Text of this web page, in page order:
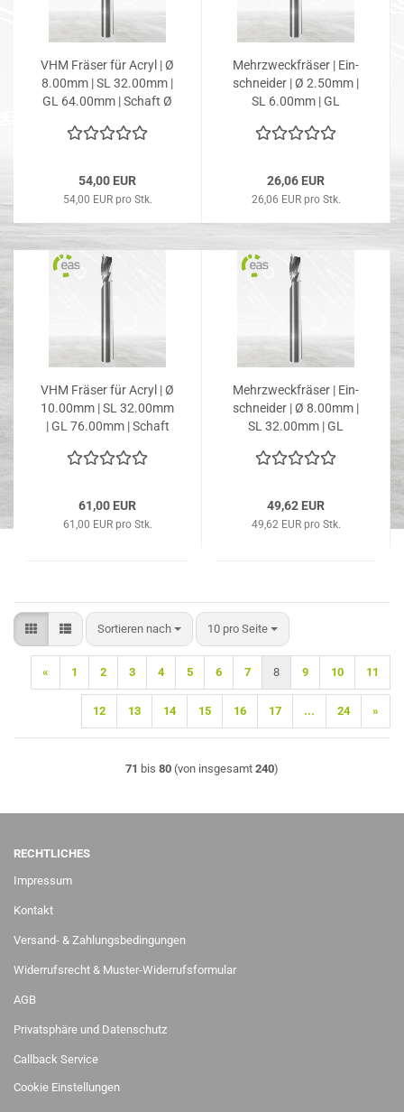
VHM Frä­ser für Acryl | Ø
8.00mm | SL 32.00mm |
GL 64.00mm | Schaft Ø
54,00 EUR
54,00 EUR pro Stk.
Mehr­zweck­frä­ser | Ein­
schnei­der | Ø 2.50mm |
SL 6.00mm | GL
6.00mm
26,06 EUR
26,06 EUR pro Stk.
VHM Frä­ser für Acryl | Ø
10.00mm | SL 32.00mm
| GL 76.00mm | Schaft
61,00 EUR
61,00 EUR pro Stk.
Mehr­zweck­frä­ser | Ein­
schnei­der | Ø 8.00mm |
SL 32.00mm | GL
8.00mm
49,62 EUR
49,62 EUR pro Stk.
Sortieren nach
Sortieren nach 10 pro Seite
pro Seite
« 1 2 3 4 5 6 7 8 9 10 11
12 13 14 15 16 17 ... 24 »
71 bis 80 (von insgesamt 240)
RECHTLICHES
Impressum
Kontakt
Versand- & Zahlungsbedingungen
Widerrufsrecht & Muster-Widerrufsformular
AGB
Privatsphäre und Datenschutz
Callback Service
Cookie Einstellungen